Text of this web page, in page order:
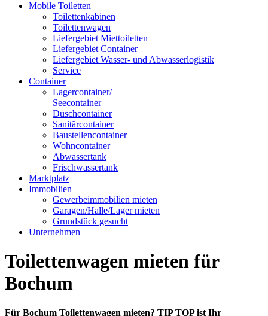
Mobile Toiletten
Toilettenkabinen
Toilettenwagen
Liefergebiet Miettoiletten
Liefergebiet Container
Liefergebiet Wasser- und Abwasserlogistik
Service
Container
Lagercontainer/
Seecontainer
Duschcontainer
Sanitärcontainer
Baustellencontainer
Wohncontainer
Abwassertank
Frischwassertank
Marktplatz
Immobilien
Gewerbeimmobilien mieten
Garagen/Halle/Lager mieten
Grundstück gesucht
Unternehmen
Toilettenwagen mieten für
Bochum
Für Bochum Toilettenwagen mieten? TIP TOP ist Ihr